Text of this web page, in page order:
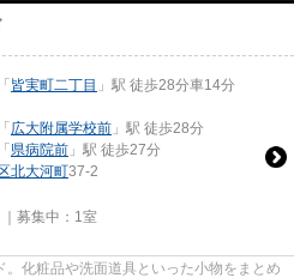
「 皆実町二丁目 」駅 徒歩28分車14分
「 広大附属学校前 」駅 徒歩28分
「 県病院前 」駅 徒歩27分
北大河町37-2
募集中： 1室
化粧品や洗面道具といった小物をまとめ